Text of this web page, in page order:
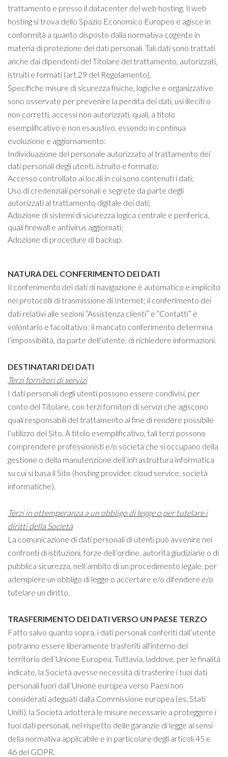
trattamento e presso il datacenter del web hosting. Il web
hosting si trova dello Spazio Economico Europeo e agisce in
conformità a quanto disposto dalla normativa cogente in
materia di protezione dei dati personali. Tali dati sono trattati
anche dai dipendenti del Titolare del trattamento, autorizzati,
istruiti e formati (art.29 del Regolamento).
Specifiche misure di sicurezza fisiche, logiche e organizzative
sono osservate per prevenire la perdita dei dati, usi illeciti o
non corretti, accessi non autorizzati, quali, a titolo
esemplificativo e non esaustivo, essendo in continua
evoluzione e aggiornamento:
Individuazione del personale autorizzato al trattamento dei
dati personali degli utenti, istruito e formato;
Accesso controllato ai locali in cui sono contenuti i dati;
Uso di credenziali personali e segrete da parte degli
autorizzati al trattamento digitale dei dati;
Adozione di sistemi di sicurezza logica centrale e periferica,
quali firewall e antivirus aggiornati;
Adozione di procedure di backup.
NATURA DEL CONFERIMENTO DEI DATI
Il conferimento dei dati di navigazione è automatico e implicito
nei protocolli di trasmissione di Internet; il conferimento dei
dati relativi alle sezioni “Assistenza clienti” e “Contatti” è
volontario e facoltativo: il mancato conferimento determina
l’impossibilità, da parte dell’utente, di richiedere informazioni.
DESTINATARI DEI DATI
Terzi fornitori di servizi
I dati personali degli utenti possono essere condivisi, per
conto del Titolare, con terzi fornitori di servizi che agiscono
quali responsabili del trattamento al fine di rendere possibile
l’utilizzo del Sito. A titolo esemplificativo, tali terzi possono
comprendere professionisti e/o società che si occupano della
gestione o della manutenzione dell’infrastruttura informatica
su cui si basa il Sito (hosting provider, cloud service, società
informatiche).
Terzi in ottemperanza a un obbligo di legge o per tutelare i
diritti della Società
La comunicazione di dati personali di utenti può avvenire nei
confronti di istituzioni, forze dell’ordine, autorità giudiziarie o di
pubblica sicurezza, nell’ambito di un procedimento legale, per
adempiere un obbligo di legge o accertare e/o difendere e/o
tutelare un diritto.
TRASFERIMENTO DEI DATI VERSO UN PAESE TERZO
Fatto salvo quanto sopra, i dati personali conferiti dall’utente
potranno essere liberamente trasferiti all'interno del
territorio dell’Unione Europea. Tuttavia, laddove, per le finalità
indicate, la Società avesse necessità di trasferire i tuoi dati
personali fuori dall’Unione europea verso Paesi non
considerati adeguati dalla Commissione europea (es. Stati
Uniti), la Società adotterà le misure necessarie a proteggere i
tuoi dati personali, nel rispetto delle garanzie di legge ai sensi
della normativa applicabile e in particolare degli articoli 45 e
46 del GDPR.